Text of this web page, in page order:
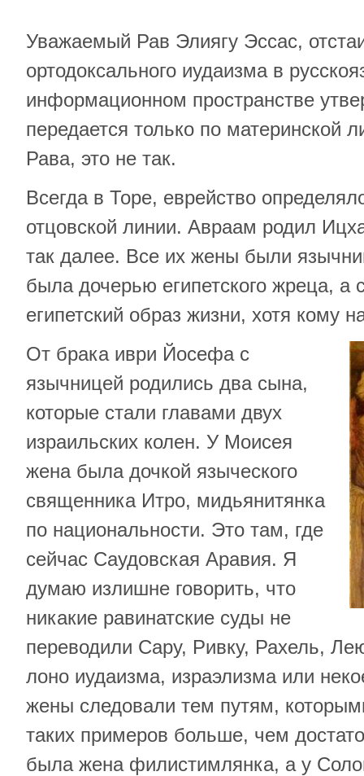
Уважаемый Рав Элиягу Эссас,
ортодоксального иудаизма в
информационном пространстве
передается только по материнской
Рава, это не так.
Всегда в Торе, еврейство
отцовской линии. Авраам родил
так далее. Все их жены были
была дочерью египетского жреца,
египетский образ жизни, хотя кому
От брака иври Йосефа с
язычницей родились два сына,
которые стали главами двух
израильских колен. У Моисея
жена была дочкой языческого
священника Итро, мидьянитянка
по национальности. Это там, где
сейчас Саудовская Аравия. Я
думаю излишне говорить, что
никакие равинатские суды не
переводили Сару, Ривку, Рахель,
лоно иудаизма, израэлизма или
жены следовали тем путям,
таких примеров больше, чем
была жена филистимлянка, а у